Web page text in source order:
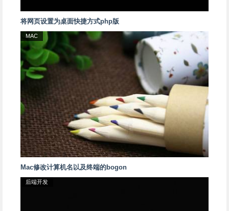
将网页设置为桌面快捷方式php版
MAC
Mac修改计算机名以及终端的bogon
后端开发